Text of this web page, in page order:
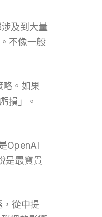
及到大量
不像一般
略。如果
損」。
OpenAI
是最寶貴
從中提